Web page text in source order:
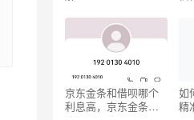
京东金条和借呗哪个
利息高，京东金条利
如
精